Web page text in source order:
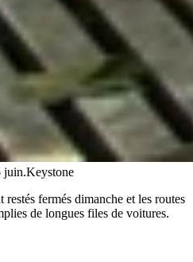
juin.Keystone
fermés dimanche et les routes
de longues files de voitures.